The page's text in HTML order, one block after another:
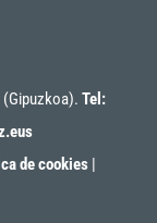
(Gipuzkoa). Tel:
de cookies|